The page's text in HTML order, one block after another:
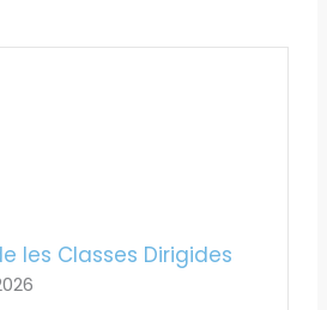
les Classes Dirigides